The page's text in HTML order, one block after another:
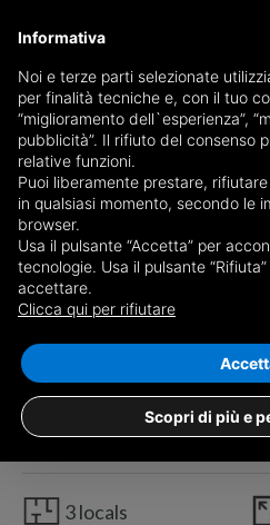
Three-room apartment
133, Torino
3 locals
Informativa
Noi e terze parti selezionate
per finalità tecniche e, con il tuo
“miglioramento dell`esperienza”,
pubblicità”. Il rifiuto del consenso
relative funzioni.
Puoi liberamente prestare,
in qualsiasi momento, secondo le
browser.
Usa il pulsante “Accetta” per
tecnologie. Usa il pulsante
accettare.
Clicca qui per rifiutare
Scopri di più e